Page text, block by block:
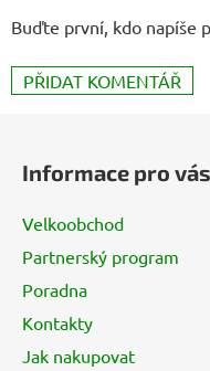
Buďte první, kdo napíše
PŘIDAT KOMENTÁŘ
Informace pro vás
Velkoobchod
Partnerský program
Poradna
Kontakty
Jak nakupovat